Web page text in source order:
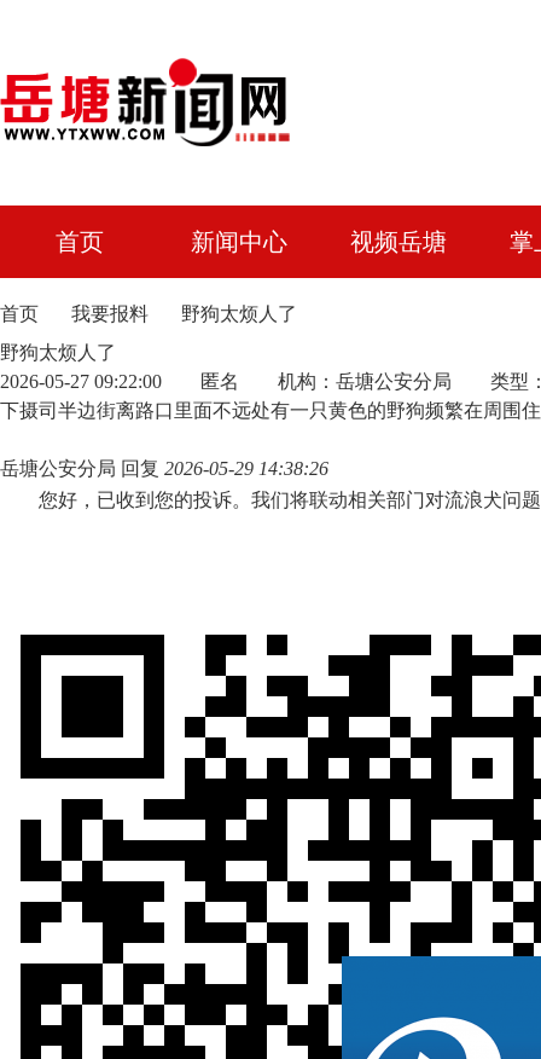
首页 新闻中心 视频岳塘 掌
首页 我要报料
野狗太烦人了
野狗太烦人了
2026-05-27 09:22:00 匿名 机构：岳塘公安分局 类型
下摄司半边街离路口里面不远处有一只黄色的野狗频繁在周围
岳塘公安分局 回复 2026-05-29 14:38:26
您好，已收到您的投诉。我们将联动相关部门对流浪犬问